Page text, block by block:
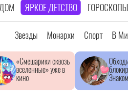
ЯРКОЕ ДЕТСТВО ГОРОСКОПЫ
Звезды Монархи Спорт В
«Смешарики сквозь
вселенные» уже в
кино